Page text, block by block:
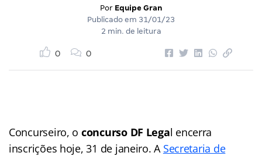
Por Equipe Gran
Publicado em 31/01/23
2 min. de leitura
0 0
Concurseiro, o concurso DF Legal encerra
inscrições hoje, 31 de janeiro. A Secretaria de